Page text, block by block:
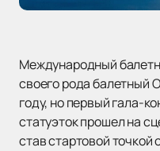
Международный
своего рода балетный
году, но первый гала-
статуэток прошел на
став стартовой точкой